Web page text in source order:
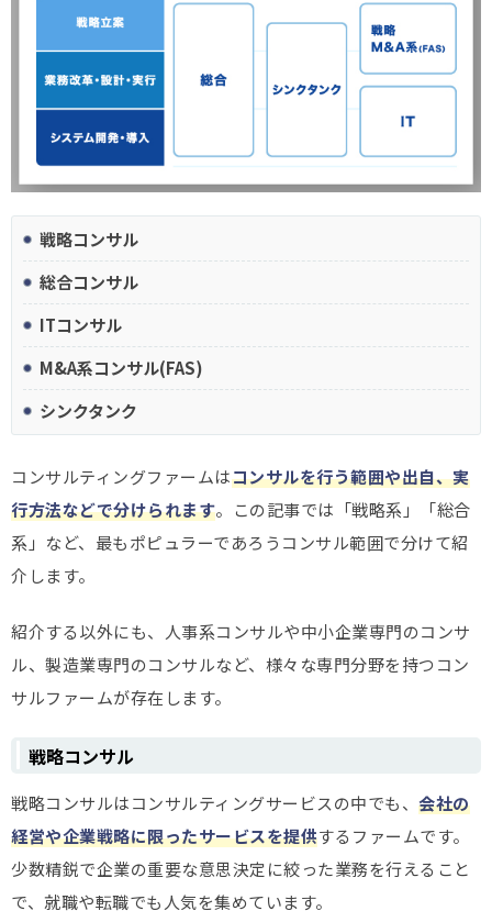
戦略コンサル
総合コンサル
ITコンサル
M&A系コンサル(FAS)
シンクタンク
コンサルティングファームはコンサルを行う範囲や出自、実
行方法などで分けられます。この記事では「戦略系」「総合
系」など、最もポピュラーであろうコンサル範囲で分けて紹
介します。
紹介する以外にも、人事系コンサルや中小企業専門のコンサ
ル、製造業専門のコンサルなど、様々な専門分野を持つコン
サルファームが存在します。
戦略コンサル
戦略コンサルはコンサルティングサービスの中でも、 会社の
経営や企業戦略に限ったサービスを提供するファームです。
少数精鋭で企業の重要な意思決定に絞った業務を行えること
で、就職や転職でも人気を集めています。